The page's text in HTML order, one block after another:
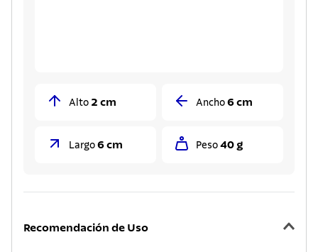
Alto 2 cm Ancho 6 cm
Largo 6 cm Peso 40 g
Recomendación de Uso